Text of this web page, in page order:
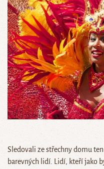
Sledovali ze střechny domu
barevných lidí. Lidí, kteří jako